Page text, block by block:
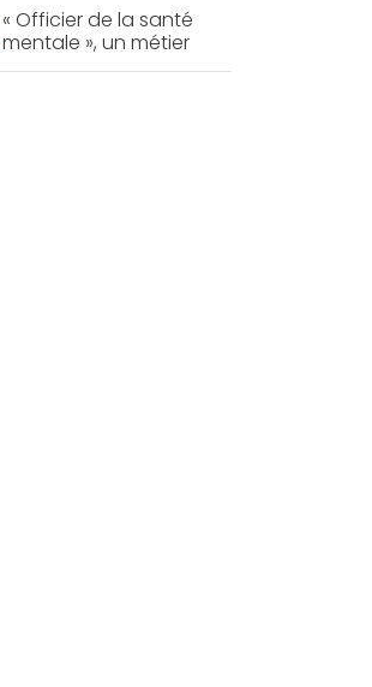
« Officier de la santé
mentale », un métier
d’avenir ?